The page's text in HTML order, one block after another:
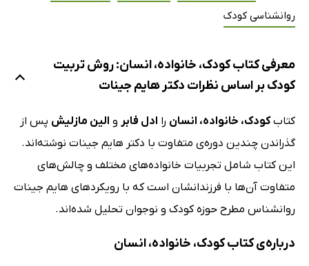
روانشناسی کودک
معرفی کتاب کودک، خانواده، انسان: روش تربیت
کودک بر اساس نظرات دکتر هایم جینات
کتابکودک، خانواده، انسان را ادل فابر و الین مازلیش پس از
گذراندن چندین دوره‌ی متفاوت با دکتر هایم جینات نوشته‌اند.
این کتاب شامل تجربیات خانواده‌های مختلف و چالش‌های
متفاوت آن‌ها با فرزندانشان است که با رویکردهای هایم جینات
روانشناس مطرح حوزه کودک و نوجوان تحلیل شده‌اند.
درباره‌ی کتاب کودک، خانواده، انسان